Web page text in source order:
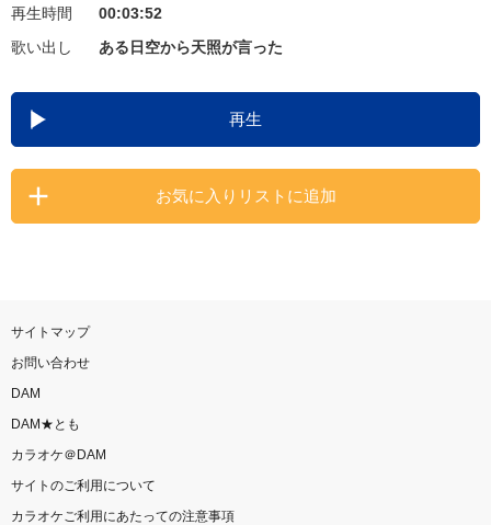
お知らせ よくあるご質問
DAMの新曲・ランキングなど
カラオケ最新情報をチェック！
再生時間
00:03:52
歌い出し
ある日空から天照が言った
再生
お気に入りリストに追加
サイトマップ
お問い合わせ
DAM
DAM★とも
カラオケ＠DAM
サイトのご利用について
カラオケご利用にあたっての注意事項